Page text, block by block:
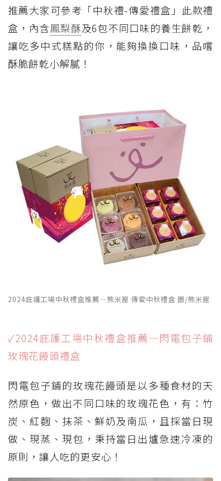
推薦大家可參考「中秋禮-傳愛禮盒」此款禮
盒，內含鳳梨酥及6包不同口味的養生餅乾，
讓吃多中式糕點的你，能夠換換口味，品嚐
酥脆餅乾小解膩！
2024庇護工場中秋禮盒推薦—熊米屋 傳愛中秋禮盒 圖/熊米屋
✓2024庇護工場中秋禮盒推薦—閃電包子鋪
玫瑰花饅頭禮盒
閃電包子鋪的玫瑰花饅頭是以多種食材的天
然原色，做出不同口味的玫瑰花色，有：竹
炭、紅麴、抹茶、鮮奶及南瓜，且採當日現
做、現蒸、現包，秉持當日出爐急速冷凍的
原則，讓人吃的更安心！